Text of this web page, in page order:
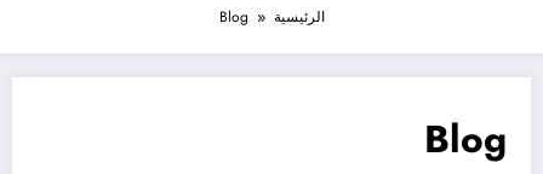
الرئيسية Blog
Blog